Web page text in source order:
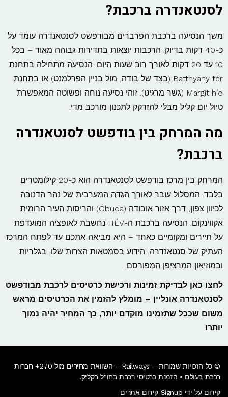
לסנטאנדרה ברכבת?
משך הנסיעה ברכבת הפרברים מבודפשט לסנטאנדרה עומד על
כ-40 דקות בדיוק. הרכבות יוצאות בתדירות גבוהה מאוד – בכל
10 עד 20 דקות לאורך רוב שעות היום. הנסיעה מתחילה בתחנת
Batthyány tér (בצד של בודה, מול בניין הפרלמנט) או בתחנת
Margit híd (גשר מרגיט). זוהי נסיעה נוחה ופשוטה המאפשרת
טיול יום קליל מבלי להזדקק לתכנון מורכב מדי.
מה המרחק בין בודפשט לסנטאנדרה
ברכבת?
המרחק בין מרכז בודפשט לסנטאנדרה הוא כ-20 קילומטרים
בלבד. המסלול עובר לאורך הגדה המערבית של נהר הדנובה
לכיוון צפון, דרך אזור אובודה (Óbuda) והריסות העיר הרומית
אקווינקום. הנסיעה ברכבת ה-HÉV נחשבת לאופציה המועדפת
על תיירים ומקומיים כאחד – היא מביאה אתכם עד לפתח המרכז
העתיק של סנטאנדרה, הידוע בסמטאות הצרות שלו, בגלריות
ובמוזיאון המרציפן המפורסם.
לחצו כאן לבדיקת זמינות ורכישת כרטיסים לרכבת מבודפשט
לסנטאנדרה אונליין – מומלץ להזמין את הכרטיסים מראש
משום שככל שתזמינו מוקדם יותר, כך המחיר יהיה נמוך
יותר!
© כל הזכויות שמורות – Railways – השוואת מחירים מול 270+ חברות
רכבת בעולם • הזמנת כרטיסי רכבת בחו"ל בקליק​.
קידום על ידי Signup קידום אתרים